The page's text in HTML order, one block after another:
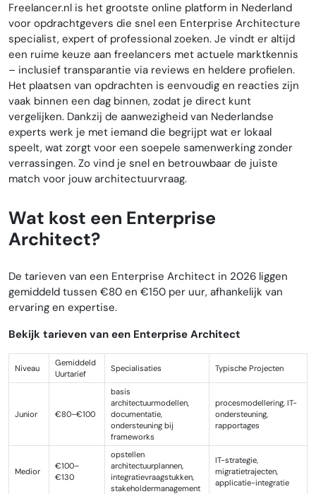
Freelancer.nl is het grootste online platform in Nederland
voor opdrachtgevers die snel een Enterprise Architecture
specialist, expert of professional zoeken. Je vindt er altijd
een ruime keuze aan freelancers met actuele marktkennis
– inclusief transparantie via reviews en heldere profielen.
Het plaatsen van opdrachten is eenvoudig en reacties zijn
vaak binnen een dag binnen, zodat je direct kunt
vergelijken. Dankzij de aanwezigheid van Nederlandse
experts werk je met iemand die begrijpt wat er lokaal
speelt, wat zorgt voor een soepele samenwerking zonder
verrassingen. Zo vind je snel en betrouwbaar de juiste
match voor jouw architectuurvraag.
Wat kost een Enterprise
Architect?
De tarieven van een Enterprise Architect in 2026 liggen
gemiddeld tussen €80 en €150 per uur, afhankelijk van
ervaring en expertise.
Bekijk tarieven van een Enterprise Architect
Niveau
Gemiddeld
Uurtarief
Specialisaties Typische Projecten
Junior €80–€100
basis
architectuurmodellen,
documentatie,
ondersteuning bij
frameworks
procesmodellering, IT-
ondersteuning,
rapportages
Medior
€100–
€130
opstellen
architectuurplannen,
integratievraagstukken,
stakeholdermanagement
IT-strategie,
migratietrajecten,
applicatie-integratie